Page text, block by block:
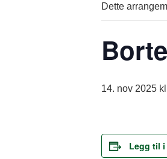
Dette
14. nov 2025
Legg til